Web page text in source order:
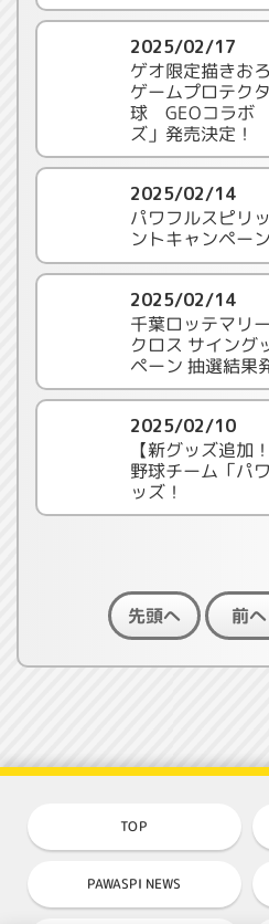
2025/02/17
ゲオ限定描きお
ゲームプロテク
球 GEOコラボ
ズ」発売決定！
2025/02/14
パワフルスピリ
ントキャンペー
2025/02/14
千葉ロッテマリ
クロス サイング
ペーン 抽選結果
2025/02/10
【新グッズ追加
野球チーム「パ
ッズ！
先頭へ 前へ
TOP
PAWASPI NEWS